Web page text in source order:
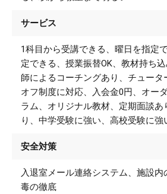
サービス
1科目から受講できる、曜日を指定
定できる、授業振替OK、教材持ち
師によるコーチングあり、チュー
オフ制度に対応、入会金0円、オー
ラム、オリジナル教材、定期面談あ
り、中学受験に強い、高校受験に
安全対策
入退室メール連絡システム、施設
毒の徹底